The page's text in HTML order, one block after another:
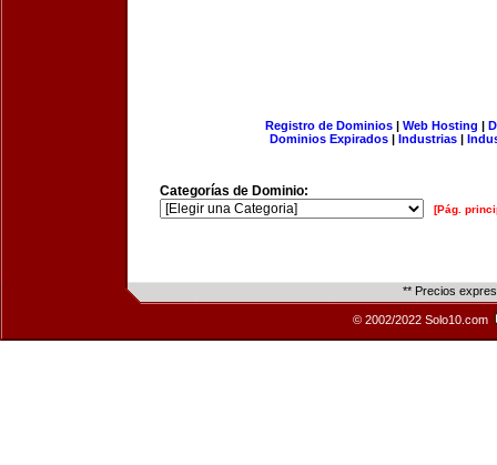
Registro de Dominios| Web Hosting |
Dominios Expirados | Industrias |
Categorías de Dominio:
[Pág.
** Precios
© 2002/2022 Solo10.com